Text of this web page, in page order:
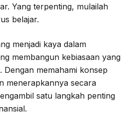
Yang terpenting, mulailah
belajar.
menjadi kaya dalam
membangun kebiasaan yang
Dengan memahami konsep
menerapkannya secara
satu langkah penting